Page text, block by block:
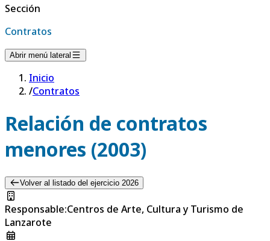
Sección
Contratos
Abrir menú lateral
Inicio
/Contratos
Relación de contratos
menores (2003)
Volver al listado del ejercicio 2026
Responsable:Centros de Arte, Cultura y Turismo de
Lanzarote